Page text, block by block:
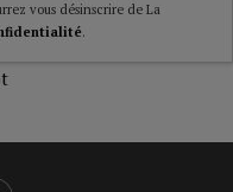
vous désinscrire de La
.